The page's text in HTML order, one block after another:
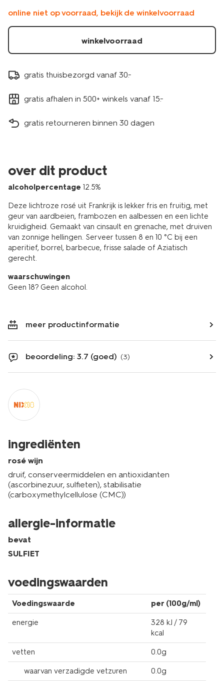
online niet op voorraad, bekijk de winkelvoorraad
winkelvoorraad
gratis thuisbezorgd vanaf 30.-
gratis afhalen in 500+ winkels vanaf 15.-
gratis retourneren binnen 30 dagen
over dit product
alcoholpercentage 12.5%
Deze lichtroze rosé uit Frankrijk is lekker fris en fruitig, met
geur van aardbeien, frambozen en aalbessen en een lichte
kruidigheid. Gemaakt van cinsault en grenache, met druiven
van zonnige hellingen. Serveer tussen 8 en 10 °C bij een
aperitief, borrel, barbecue, frisse salade of Aziatisch
gerecht.
waarschuwingen
Geen 18? Geen alcohol.
meer productinformatie
beoordeling: 3.7 (goed) (3)
ingrediënten
rosé wijn
druif, conserveermiddelen en antioxidanten
(ascorbinezuur, sulfieten), stabilisatie
(carboxymethylcellulose (CMC))
allergie-informatie
bevat
SULFIET
voedingswaarden
Voedingswaarde per (100g/ml)
energie
328 kJ / 79
kcal
vetten 0.0g
waarvan verzadigde vetzuren 0.0g